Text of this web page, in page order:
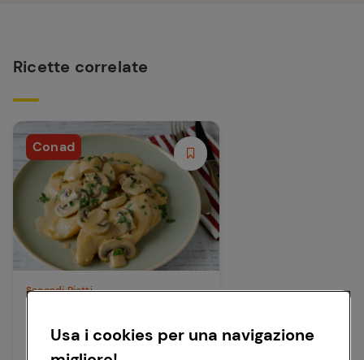
Ricette correlate
Conad
Secondi Piatti
Usa i cookies per una navigazione